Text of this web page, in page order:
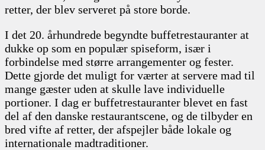
retter, der blev serveret på store borde.
I det 20. århundrede begyndte buffetrestauranter at
dukke op som en populær spiseform, især i
forbindelse med større arrangementer og fester.
Dette gjorde det muligt for værter at servere mad til
mange gæster uden at skulle lave individuelle
portioner. I dag er buffetrestauranter blevet en fast
del af den danske restaurantscene, og de tilbyder en
bred vifte af retter, der afspejler både lokale og
internationale madtraditioner.